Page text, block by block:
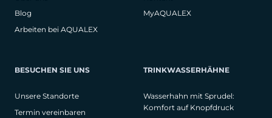
Blog
Arbeiten bei AQUALEX
MyAQUALEX
BESUCHEN SIE UNS
Unsere Standorte
Termin vereinbaren
TRINKWASSERHÄHNE
Wasserhahn mit Sprudel:
Komfort auf Knopfdruck